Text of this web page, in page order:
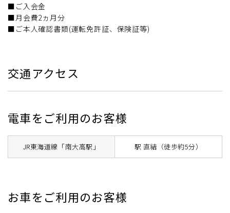
■ご入会金
■月会費2ヵ月分
■ご本人確認書類(運転免許証、保険証等)
交通アクセス
電車をご利用のお客様
JR東海道線「南大高駅」 駅 直結（徒歩約5分）
お車をご利用のお客様